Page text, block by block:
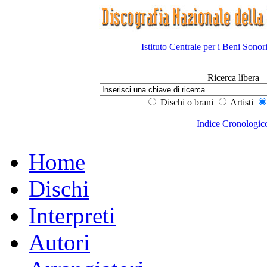
Istituto Centrale per i Beni
Ricerca libera
Dischi o brani Artisti
Indice
Home
Dischi
Interpreti
Autori